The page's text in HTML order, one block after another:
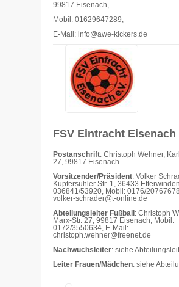
99817 Eisenach,
Mobil: 01629647289,
E-Mail: info@awe-kickers.de
FSV Eintracht Eisenach
Postanschrift: Christoph Wehner,
27, 99817 Eisenach
Vorsitzender/Präsident: Volker
Kupfersuhler Str. 1, 36433
036841/53920, Mobil: 0176/
volker-schrader@t-online.de
Abteilungsleiter Fußball : Christoph
Marx-Str. 27, 99817 Eisenach, Mobil:
0172/3550634, E-Mail:
christoph.wehner@freenet.de
Nachwuchsleiter: siehe
Leiter Frauen/Mädchen: siehe